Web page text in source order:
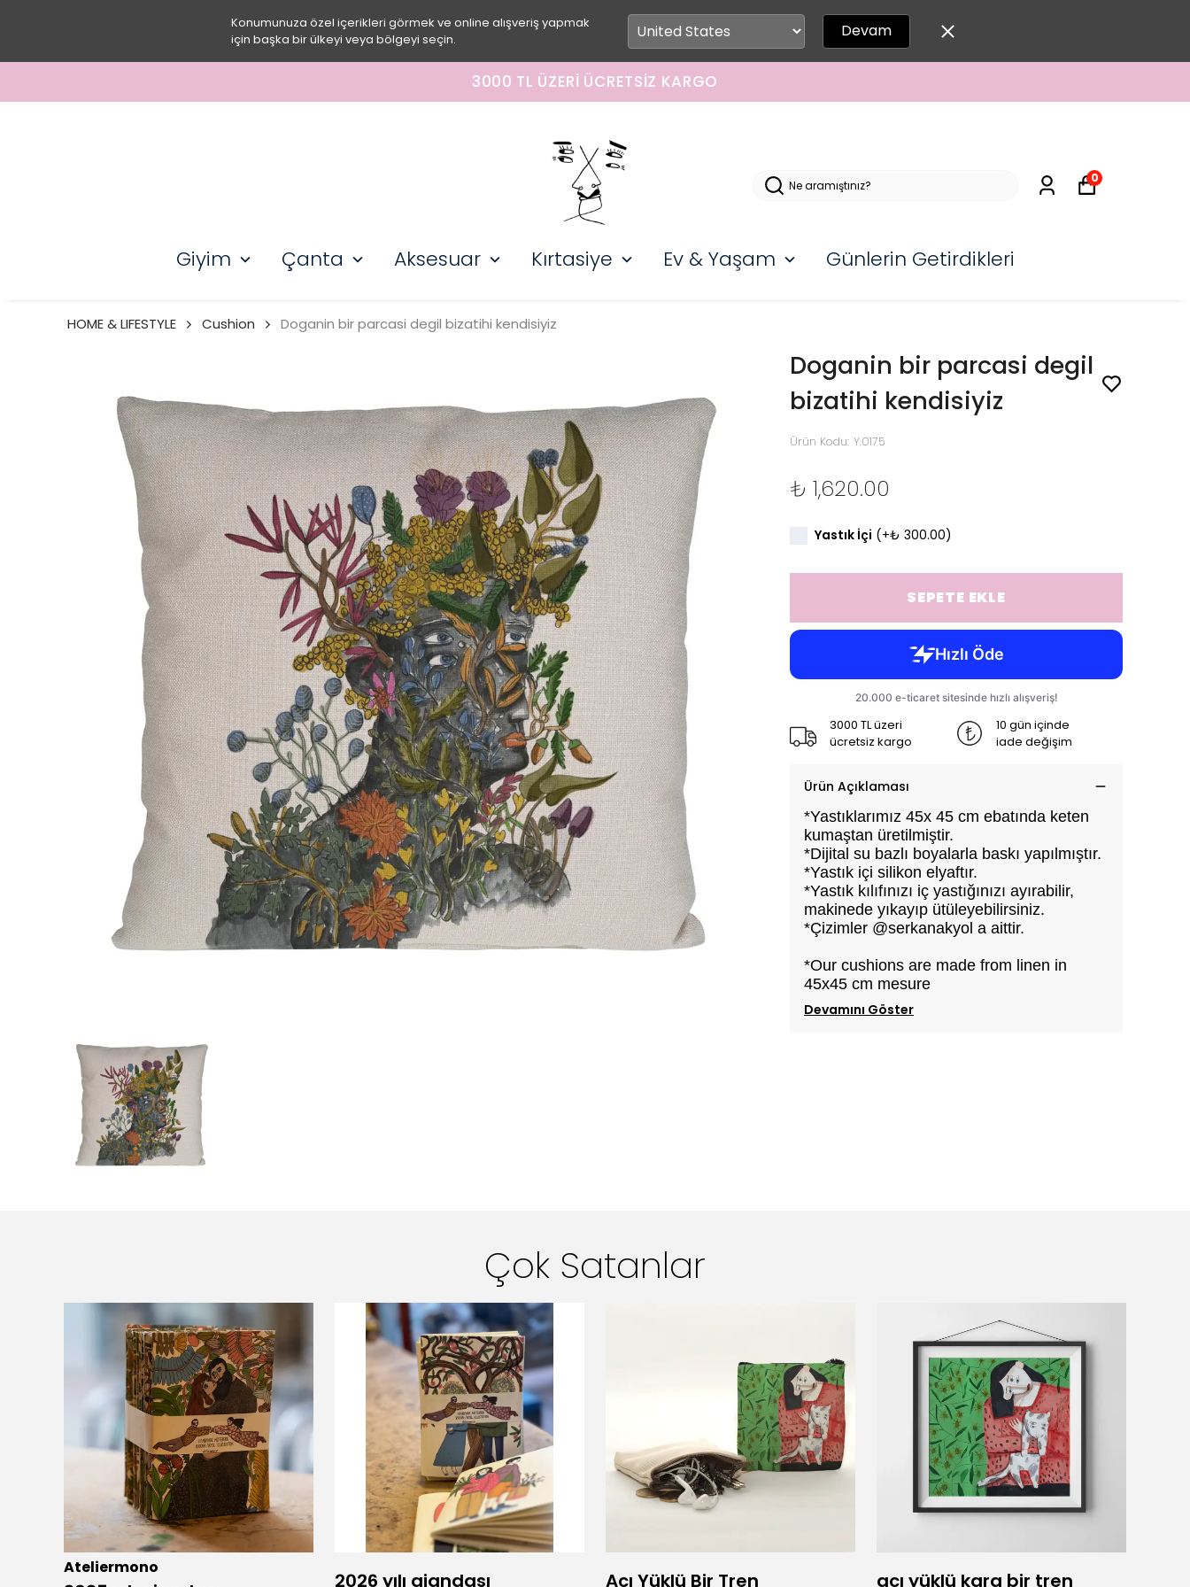
Konumunuza özel içerikleri görmek ve online alışveriş yapmak
için başka bir ülkeyi veya bölgeyi seçin.
Devam
3000 TL ÜZERI ÜCRETSIZ KARGO
Giyim Çanta Aksesuar Kırtasiye Ev & Yaşam Günlerin Getirdikleri
0
HOME & LIFESTYLE Cushion Doganin bir parcasi degil bizatihi kendisiyiz
Doganin bir parcasi degil
bizatihi kendisiyiz
Ürün Kodu: Y.0175
₺ 1,620.00
Yastık İçi (+₺ 300.00)
SEPETE EKLE
3000 TL üzeri
ücretsiz kargo
10 gün içinde
iade değişim
Ürün Açıklaması
*Yastıklarımız 45x 45 cm ebatında keten
kumaştan üretilmiştir.
*Dijital su bazlı boyalarla baskı yapılmıştır.
*Yastık içi silikon elyaftır.
*Yastık kılıfınızı iç yastığınızı ayırabilir,
makinede yıkayıp ütüleyebilirsiniz.
*Çizimler @serkanakyol a aittir.
*Our cushions are made from linen in
45x45 cm mesure
Devamını Göster
Çok Satanlar
Ateliermono
2026 yılı ajandası Acı Yüklü Bir Tren acı yüklü kara bir tren